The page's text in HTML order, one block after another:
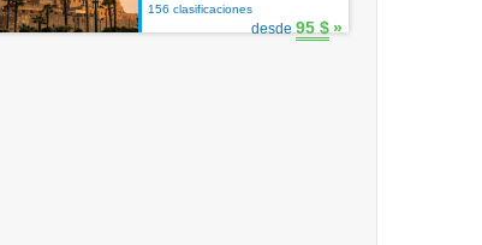
156 clasificaciones
desde95 $»